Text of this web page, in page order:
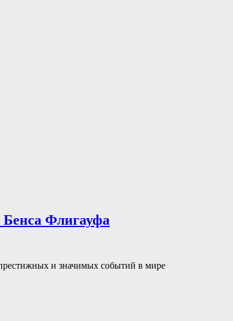
Бенса Флигауфа
и значимых событий в мире